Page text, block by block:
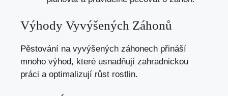
Výhody Vyvýšených Záhonů
Pěstování na vyvýšených záhonech přináší
mnoho výhod, které usnadňují zahradnickou
práci a optimalizují růst rostlin.